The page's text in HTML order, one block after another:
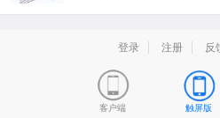
登录 注册 反
客户端 触屏版